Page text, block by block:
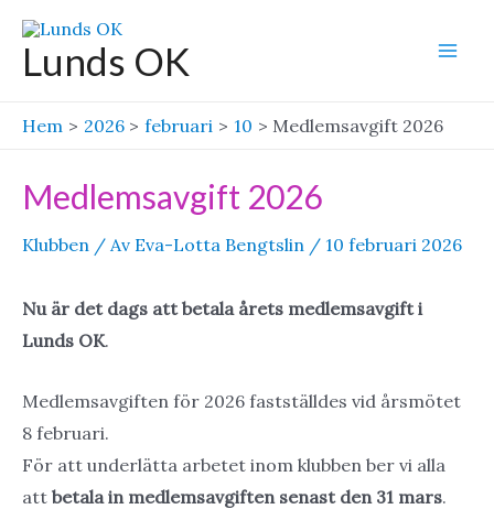
Hoppa
innehåll
Lunds OK
Hem 2026 februari 10 Medlemsavgift 2026
Medlemsavgift 2026
Klubben / Av Eva-Lotta Bengtslin / 10 februari 2026
Nu är det dags att betala årets medlemsavgift i
Lunds OK.
Medlemsavgiften för 2026 fastställdes vid årsmötet
8 februari.
För att underlätta arbetet inom klubben ber vi alla
att betala in medlemsavgiften senast den 31 mars.